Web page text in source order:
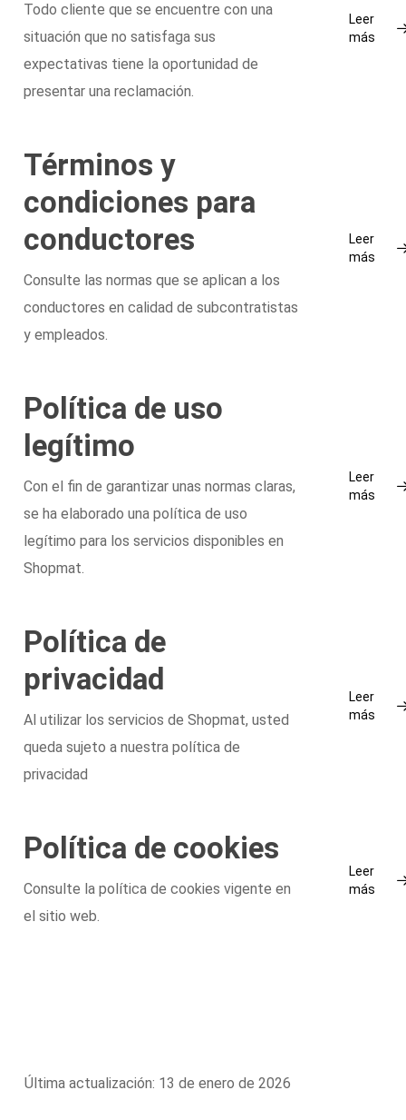
Todo cliente que se encuentre con una
situación que no satisfaga sus
expectativas tiene la oportunidad de
presentar una reclamación.
Leer
más
Términos y
condiciones para
conductores
Consulte las normas que se aplican a los
conductores en calidad de subcontratistas
y empleados.
Leer
más
Política de uso
legítimo
Con el fin de garantizar unas normas claras,
se ha elaborado una política de uso
legítimo para los servicios disponibles en
Shopmat.
Leer
más
Política de
privacidad
Al utilizar los servicios de Shopmat, usted
queda sujeto a nuestra política de
privacidad
Leer
más
Política de cookies
Consulte la política de cookies vigente en
el sitio web.
Leer
más
Última actualización: 13 de enero de 2026